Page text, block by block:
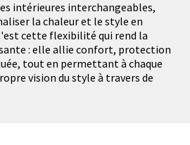
intérieures interchangeables,
la chaleur et le style en
cette flexibilité qui rend la
: elle allie confort, protection
tout en permettant à chaque
vision du style à travers de